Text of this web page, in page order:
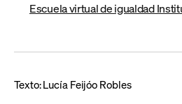
Escuela virtual de igualdad
Texto:Lucía Feijóo Robles